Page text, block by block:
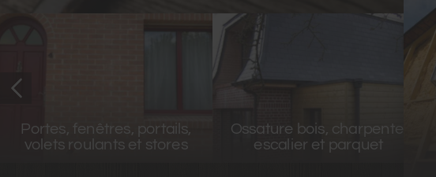
Ossature bois, charpente,
escalier et parquet
intérieurs/extérieurs et
combles